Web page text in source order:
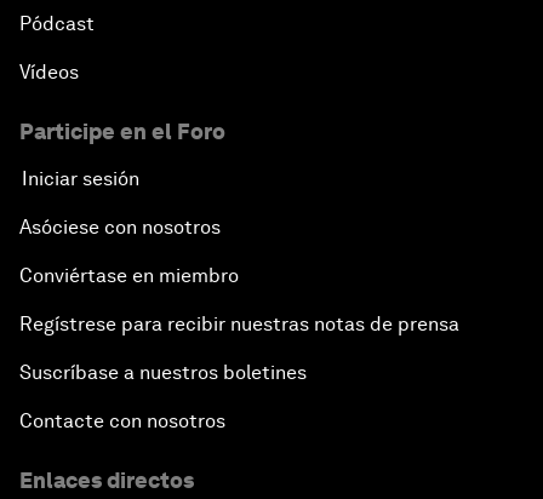
Pódcast
Vídeos
Participe en el Foro
Iniciar sesión
Asóciese con nosotros
Conviértase en miembro
Regístrese para recibir nuestras notas de prensa
Suscríbase a nuestros boletines
Contacte con nosotros
Enlaces directos